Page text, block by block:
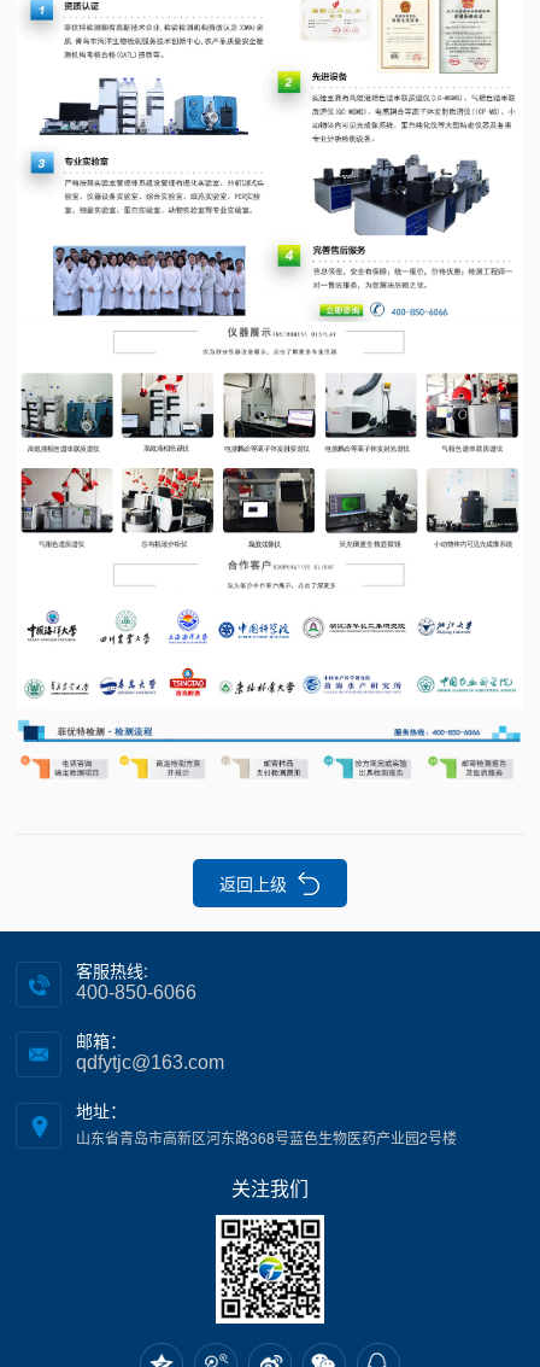
返回上级
客服热线:
400-850-6066
邮箱：
qdfytjc@163.com
地址：
山东省青岛市高新区河东路368号蓝色生物医药产业园2号楼
关注我们